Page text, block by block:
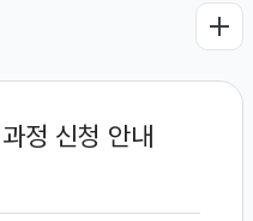
정 신청 안내